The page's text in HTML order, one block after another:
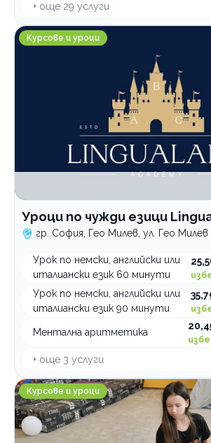
+ още 29 услуги
Уроци по чужди езици LinguaLand
Курсове и уроци
Уроци по чужди езици
гр. София, Гео Милев, ул. Гео Милев
Урок по немски, английски или
италиански език 60 минути
Урок по немски, английски или
италиански език 90 минути
Ментална аритметика
+ още 3 услуги
Детска академия Viki Kids
Курсове и уроци